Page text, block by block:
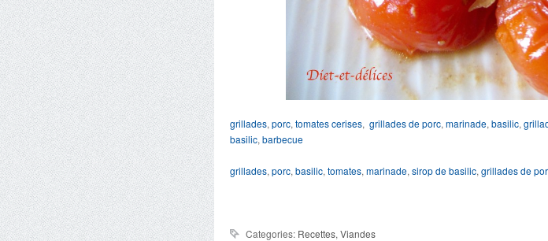
grillades, porc, tomates cerises, grillades de porc, marinade, basilic,
basilic, barbecue
grillades, porc, basilic, tomates, marinade, sirop de basilic, grillades de
Categories: Recettes, Viandes